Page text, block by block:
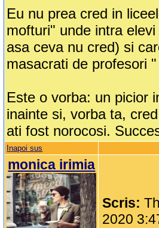
Eu nu prea cred in
mofturi" unde intra
asa ceva nu cred) si
masacrati de profesori
Este o vorba: un picior
inainte si, vorba ta,
ati fost norocosi.
Inapoi sus
monica irimia
Scris:
2020